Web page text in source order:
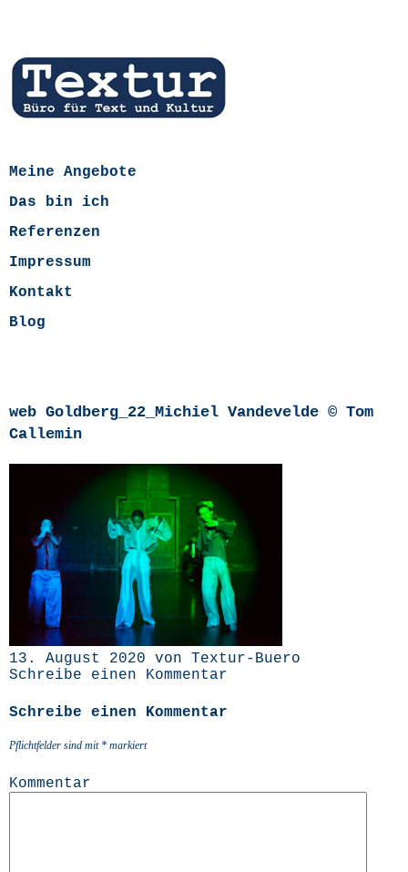
Meine Angebote
Das bin ich
Referenzen
Impressum
Kontakt
Blog
web Goldberg_22_Michiel Vandevelde © Tom
Callemin
13. August 2020 von Textur-Buero
Schreibe einen Kommentar
Schreibe einen Kommentar
Pflichtfelder sind mit * markiert
Kommentar